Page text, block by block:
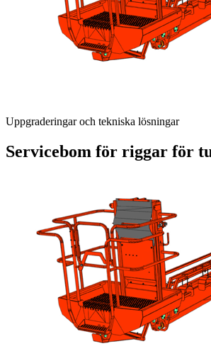
Uppgraderingar och tekniska lösningar
Servicebom för riggar för